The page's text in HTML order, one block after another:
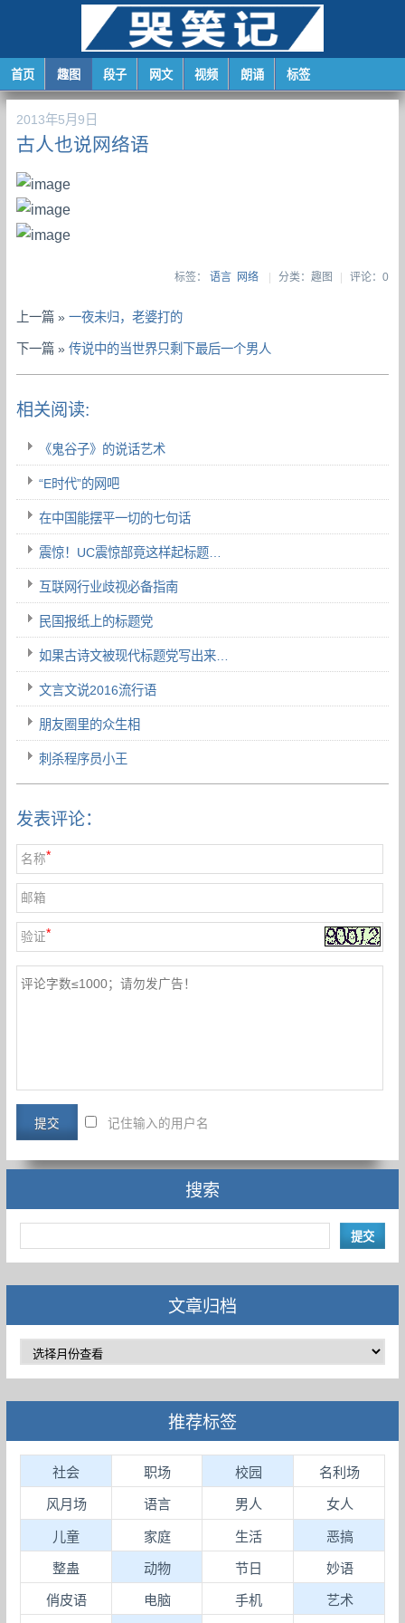
首页 趣图 段子 网文 视频 朗诵 标签
2013年5月9日
古人也说网络语
标签： 语言 网络 | 分类：趣图 | 评论：0
上一篇 »一夜未归，老婆打的
下一篇 »传说中的当世界只剩下最后一个男人
相关阅读:
《鬼谷子》的说话艺术
“E时代”的网吧
在中国能摆平一切的七句话
震惊！UC震惊部竟这样起标题…
互联网行业歧视必备指南
民国报纸上的标题党
如果古诗文被现代标题党写出来…
文言文说2016流行语
朋友圈里的众生相
刺杀程序员小王
发表评论：
名称*
邮箱
验证*
记住输入的用户名
搜索
文章归档
推荐标签
社会 职场 校园 名利场
风月场 语言 男人 女人
儿童 家庭 生活 恶搞
整蛊 动物 节日 妙语
俏皮语 电脑 手机 艺术